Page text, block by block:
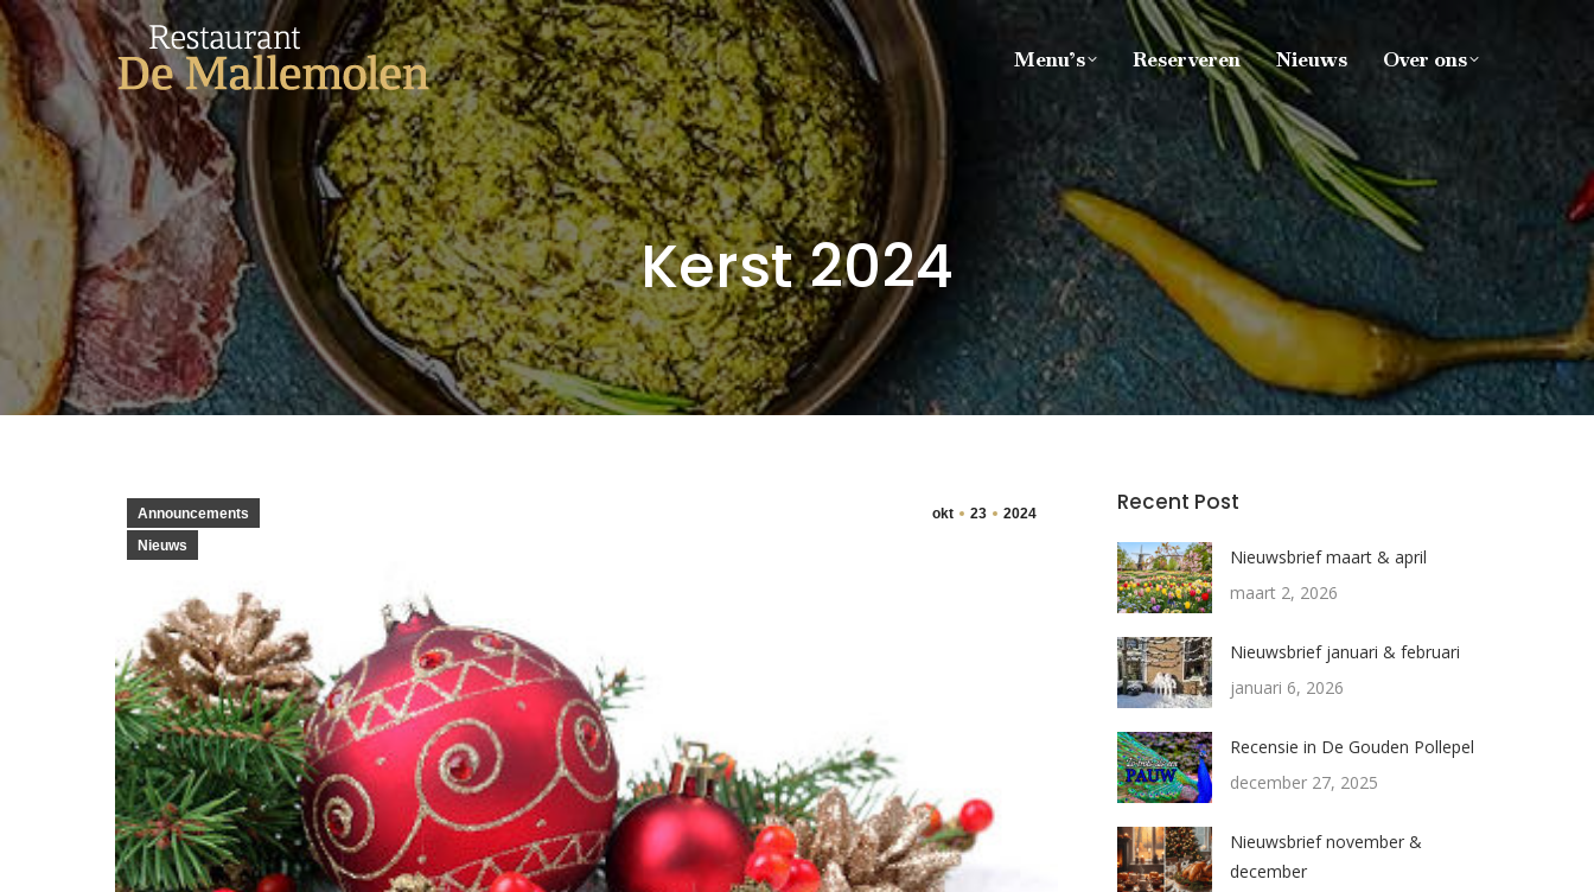
Menu’s Reserveren Nieuws Over ons
Kerst 2024
okt 23 2024
Announcements
Nieuws
Recent Post
Nieuwsbrief maart & april
maart 2, 2026
Nieuwsbrief januari & februari
januari 6, 2026
Recensie in De Gouden Pollepel
december 27, 2025
Nieuwsbrief november &
december